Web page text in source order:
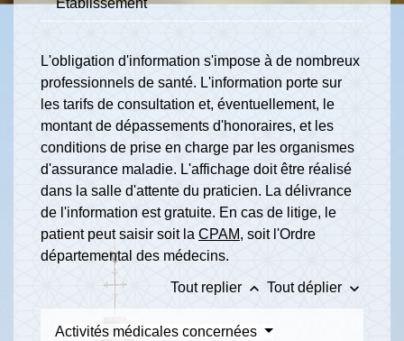
Établissement
L'obligation d'information s'impose à de nombreux
professionnels de santé. L'information porte sur
les tarifs de consultation et, éventuellement, le
montant de dépassements d'honoraires, et les
conditions de prise en charge par les organismes
d'assurance maladie. L'affichage doit être réalisé
dans la salle d'attente du praticien. La délivrance
de l'information est gratuite. En cas de litige, le
patient peut saisir soit la CPAM, soit l'Ordre
départemental des médecins.
Tout replier keyboard_arrow_up Tout déplier keyboard_arrow_down
Activités médicales concernées